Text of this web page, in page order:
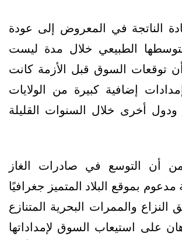
الناتجة في المعروض إلى عودة
الطبيعي خلال مدة ليست
توقعات السوق قبل الأزمة كانت
إضافية كبيرة من الولايات
ودول أخرى خلال السنوات القليلة
أن التوسع في صادرات الغاز
مدعوم بموقع البلاد المتميز جغرافيًا
النزاع والممرات البحرية المتنازع
على استيعاب السوق لإمداداتها